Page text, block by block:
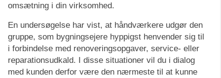
omsætning i din virksomhed.
En undersøgelse har vist, at håndværkere udgør den
gruppe, som bygningsejere hyppigst henvender sig til
i forbindelse med renoveringsopgaver, service- eller
reparationsudkald. I disse situationer vil du i dialog
med kunden derfor være den nærmeste til at kunne